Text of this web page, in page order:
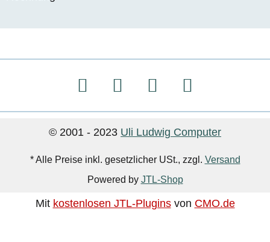
© 2001 - 2023 Uli Ludwig Computer
* Alle Preise inkl. gesetzlicher USt., zzgl. Versand
Powered by JTL-Shop
Mit kostenlosen JTL-Pluginsvon CMO.de